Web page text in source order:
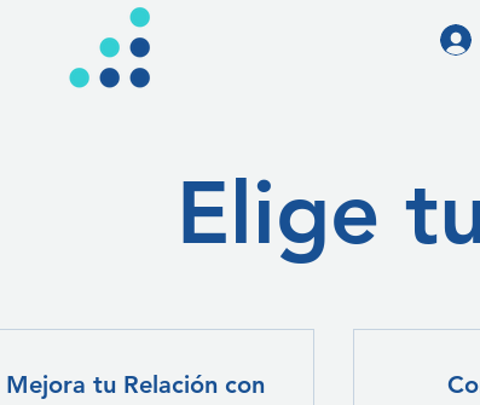
Elige
Mejora tu Relación con